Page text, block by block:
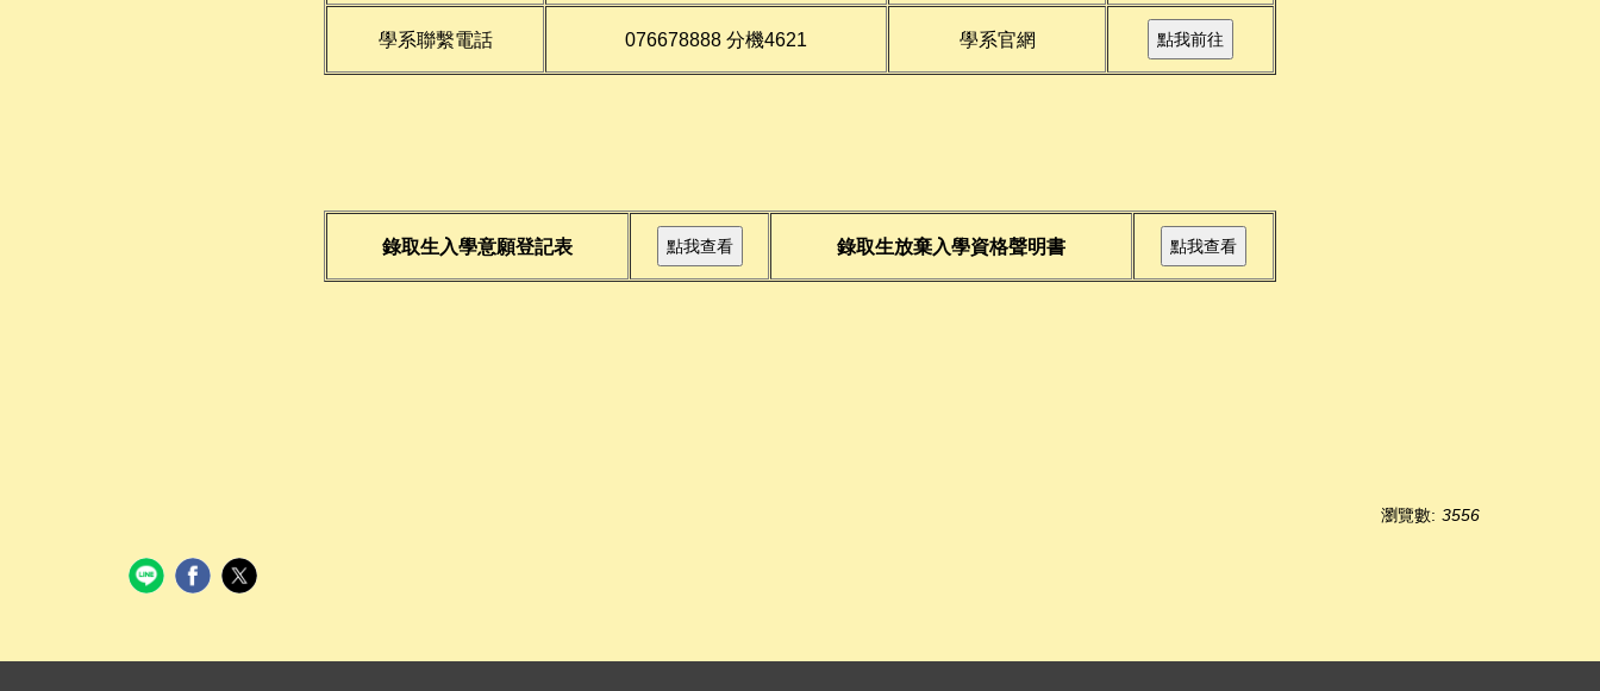
學系聯繫電話 076678888 分機4621 學系官網
錄取生入學意願登記表 錄取生放棄入學資格聲明書
瀏覽數: 3556